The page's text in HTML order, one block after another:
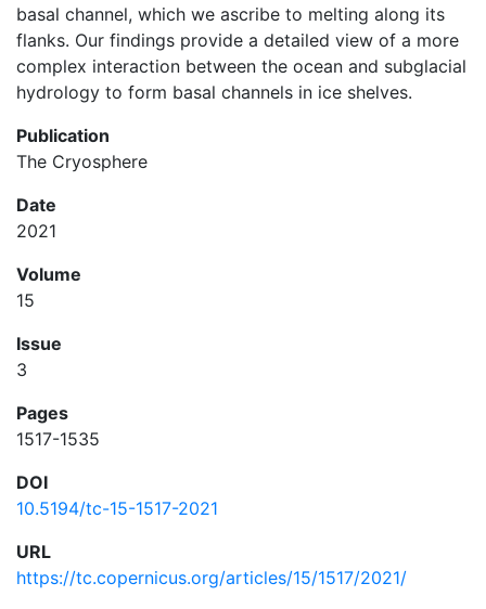
basal channel, which we ascribe to melting along its
flanks. Our findings provide a detailed view of a more
complex interaction between the ocean and subglacial
hydrology to form basal channels in ice shelves.
Publication
The Cryosphere
Date
2021
Volume
15
Issue
3
Pages
1517-1535
DOI
10.5194/tc-15-1517-2021
URL
https://tc.copernicus.org/articles/15/1517/2021/